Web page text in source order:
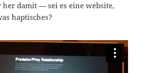
damit — sei es eine website,
haptisches?